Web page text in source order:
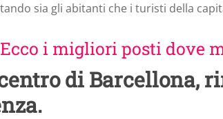
sia gli abitanti che i turisti della
Ecco i migliori posti dove
di Barcellona,